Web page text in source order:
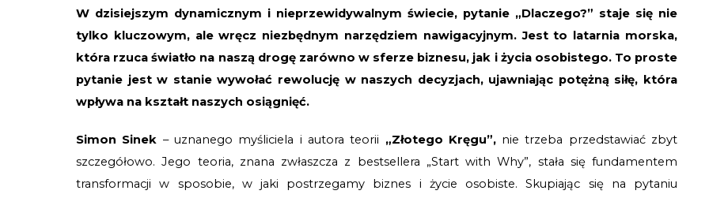
W dzisiejszym dynamicznym i nieprzewidywalnym świecie, pytanie „Dlaczego?” staje się nie
tylko kluczowym, ale wręcz niezbędnym narzędziem nawigacyjnym. Jest to latarnia morska,
która rzuca światło na naszą drogę zarówno w sferze biznesu, jak i życia osobistego. To proste
pytanie jest w stanie wywołać rewolucję w naszych decyzjach, ujawniając potężną siłę, która
wpływa na kształt naszych osiągnięć.
Simon Sinek – uznanego myśliciela i autora teorii „Złotego Kręgu”, nie trzeba przedstawiać zbyt
szczegółowo. Jego teoria, znana zwłaszcza z bestsellera „Start with Why”, stała się fundamentem
transformacji w sposobie, w jaki postrzegamy biznes i życie osobiste. Skupiając się na pytaniu